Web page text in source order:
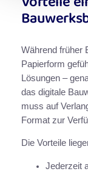
Während früher
Papierform
Lösungen –
das digitale
muss auf
Format zur
Die Vorteile
Jederzeit